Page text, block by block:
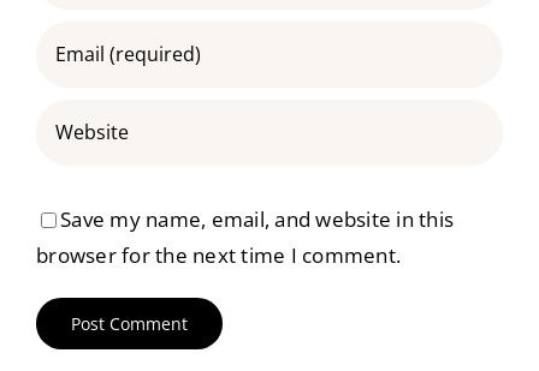
Save my name, email, and website in this
browser for the next time I comment.